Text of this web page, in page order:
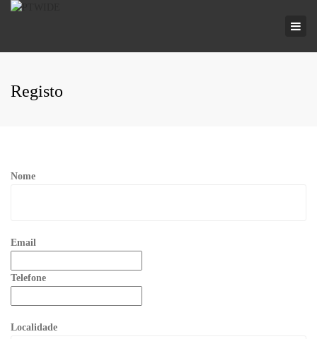
Registo
Nome
Email
Telefone
Localidade